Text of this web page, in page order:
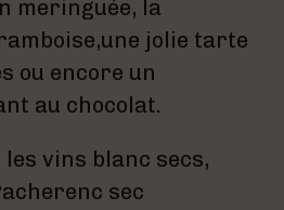
meringuée, la
jolie tarte
ou encore un
au chocolat.
vins blanc secs,
sec